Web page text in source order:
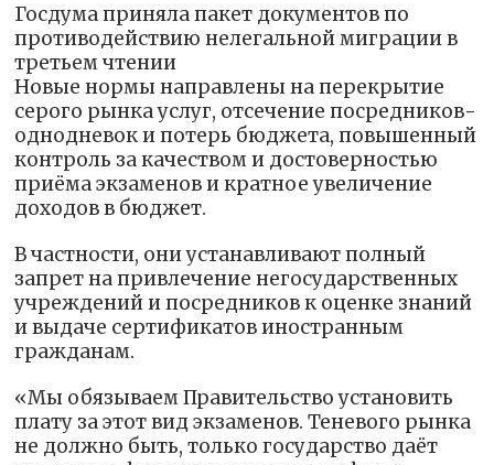
Госдума приняла пакет документов по
противодействию нелегальной миграции в
третьем чтении
Новые нормы направлены на перекрытие
серого рынка услуг, отсечение посредников-
однодневок и потерь бюджета, повышенный
контроль за качеством и достоверностью
приёма экзаменов и кратное увеличение
доходов в бюджет.
В частности, они устанавливают полный
запрет на привлечение негосударственных
учреждений и посредников к оценке знаний
и выдаче сертификатов иностранным
гражданам.
«Мы обязываем Правительство установить
плату за этот вид экзаменов. Теневого рынка
не должно быть, только государство даёт